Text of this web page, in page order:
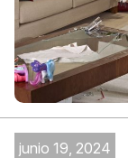
junio 19, 2024